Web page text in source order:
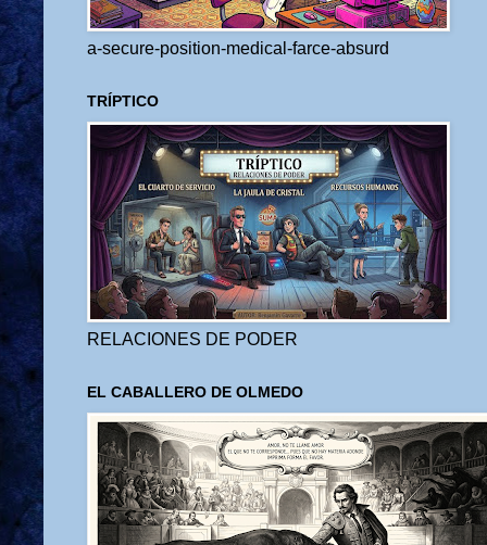
a-secure-position-medical-farce-absurd
TRÍPTICO
RELACIONES DE PODER
EL CABALLERO DE OLMEDO